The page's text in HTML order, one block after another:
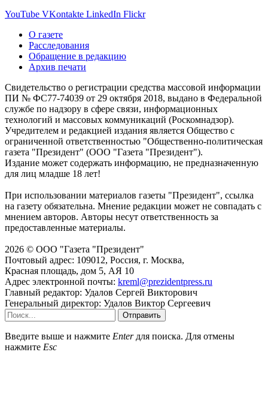
YouTube VKontakte LinkedIn Flickr
О газете
Расследования
Обращение в редакцию
Архив печати
Свидетельство о регистрации средства массовой информации
ПИ № ФС77-74039 от 29 октября 2018, выдано в Федеральной
службе по надзору в сфере связи, информационных
технологий и массовых коммуникаций (Роскомнадзор).
Учредителем и редакцией издания является Общество с
ограниченной ответственностью "Общественно-политическая
газета "Президент" (ООО "Газета "Президент").
Издание может содержать информацию, не предназначенную
для лиц младше 18 лет!
При использовании материалов газеты "Президент", ссылка
на газету обязательна. Мнение редакции может не совпадать с
мнением авторов. Авторы несут ответственность за
предоставленные материалы.
2026 © ООО "Газета "Президент"
Почтовый адрес: 109012, Россия, г. Москва,
Красная площадь, дом 5, АЯ 10
Адрес электронной почты: kreml@prezidentpress.ru
Главный редактор: Удалов Сергей Викторович
Генеральный директор: Удалов Виктор Сергеевич
Отправить
Введите выше и нажмите Enterдля поиска. Для отмены
нажмите Esc